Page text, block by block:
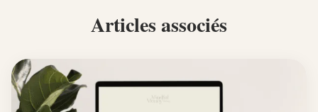
Articles associés